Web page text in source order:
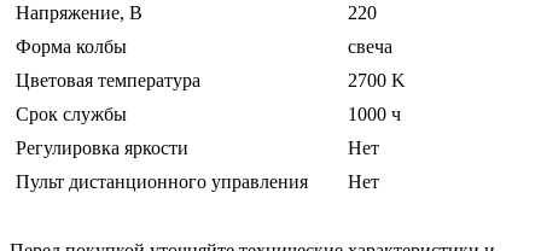
Напряжение, В
220
Форма колбы
свеча
Цветовая температура
2700 K
Срок службы
1000 ч
Регулировка яркости
Нет
Пульт дистанционного управления
Нет